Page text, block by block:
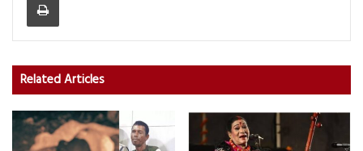
Related Articles